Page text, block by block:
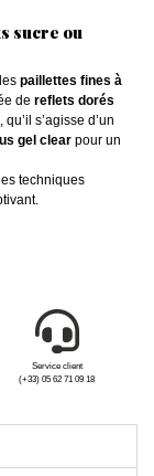
sucre ou
paillettes fines à
de reflets dorés
s’agisse d’un
gel clear pour un
techniques
Service client
(+33) 05 62 71 09 18